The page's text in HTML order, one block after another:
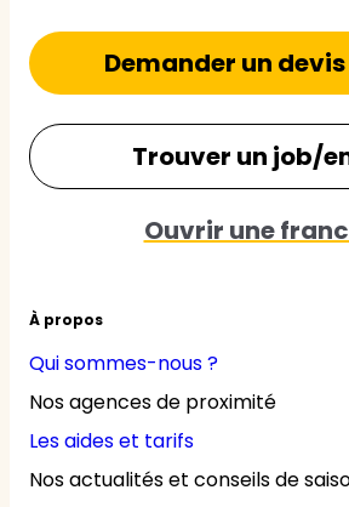
À propos
Qui sommes-nous ?
Nos agences de proximité
Les aides et tarifs
Nos actualités et conseils de
Demander un
Trouver un job/
Ouvrir une